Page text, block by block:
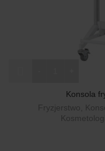
ilość Konsola
Konsola
Fryzjerstwo